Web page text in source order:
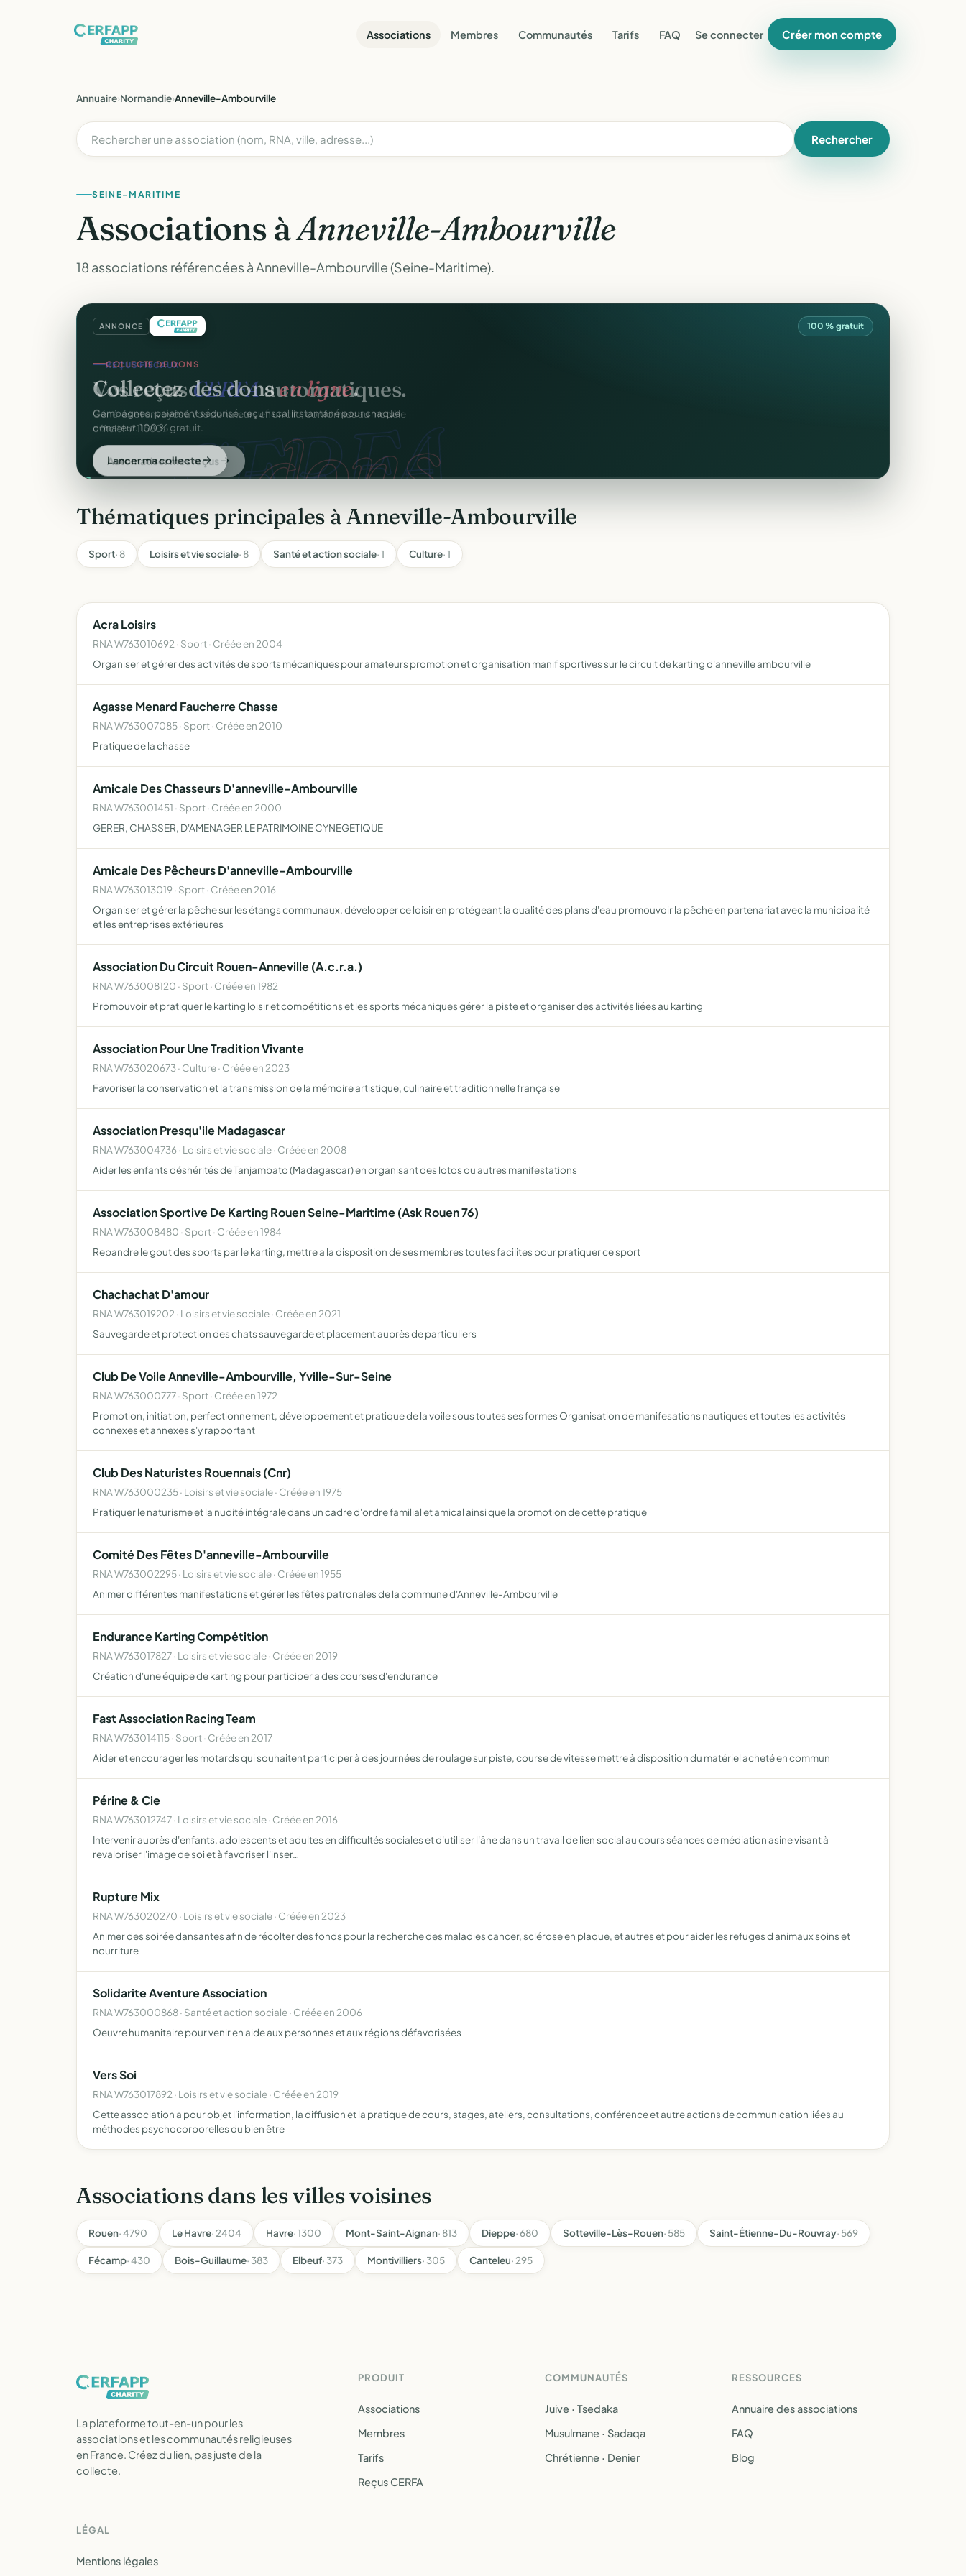
Associations Membres Communautés Tarifs FAQ Se connecter Créer mon compte
Annuaire›Normandie›Anneville-Ambourville
Rechercher
SEINE-MARITIME
Associations àAnneville-Ambourville
18 associations référencées à Anneville-Ambourville (Seine-Maritime).
ANNONCE 100 % gratuit
CERFA.
REÇUS FISCAUX
Vos reçusCERFAautomatiques.
Générés et envoyés à vos donateurs en un clic, conformes au modèle
officiel n°11580.
Automatiser mes reçus
Thématiques principales à Anneville-Ambourville
Sport· 8 Loisirs et vie sociale· 8 Santé et action sociale· 1 Culture· 1
Acra Loisirs
RNA W763010692 · Sport · Créée en 2004
Organiser et gérer des activités de sports mécaniques pour amateurs promotion et organisation manif sportives sur le circuit de karting d'anneville ambourville
Agasse Menard Faucherre Chasse
RNA W763007085 · Sport · Créée en 2010
Pratique de la chasse
Amicale Des Chasseurs D'anneville-Ambourville
RNA W763001451 · Sport · Créée en 2000
GERER, CHASSER, D'AMENAGER LE PATRIMOINE CYNEGETIQUE
Amicale Des Pêcheurs D'anneville-Ambourville
RNA W763013019 · Sport · Créée en 2016
Organiser et gérer la pêche sur les étangs communaux, développer ce loisir en protégeant la qualité des plans d'eau promouvoir la pêche en partenariat avec la municipalité
et les entreprises extérieures
Association Du Circuit Rouen-Anneville (A.c.r.a.)
RNA W763008120 · Sport · Créée en 1982
Promouvoir et pratiquer le karting loisir et compétitions et les sports mécaniques gérer la piste et organiser des activités liées au karting
Association Pour Une Tradition Vivante
RNA W763020673 · Culture · Créée en 2023
Favoriser la conservation et la transmission de la mémoire artistique, culinaire et traditionnelle française
Association Presqu'ile Madagascar
RNA W763004736 · Loisirs et vie sociale · Créée en 2008
Aider les enfants déshérités de Tanjambato (Madagascar) en organisant des lotos ou autres manifestations
Association Sportive De Karting Rouen Seine-Maritime (Ask Rouen 76)
RNA W763008480 · Sport · Créée en 1984
Repandre le gout des sports par le karting, mettre a la disposition de ses membres toutes facilites pour pratiquer ce sport
Chachachat D'amour
RNA W763019202 · Loisirs et vie sociale · Créée en 2021
Sauvegarde et protection des chats sauvegarde et placement auprès de particuliers
Club De Voile Anneville-Ambourville, Yville-Sur-Seine
RNA W763000777 · Sport · Créée en 1972
Promotion, initiation, perfectionnement, développement et pratique de la voile sous toutes ses formes Organisation de manifesations nautiques et toutes les activités
connexes et annexes s'y rapportant
Club Des Naturistes Rouennais (Cnr)
RNA W763000235 · Loisirs et vie sociale · Créée en 1975
Pratiquer le naturisme et la nudité intégrale dans un cadre d'ordre familial et amical ainsi que la promotion de cette pratique
Comité Des Fêtes D'anneville-Ambourville
RNA W763002295 · Loisirs et vie sociale · Créée en 1955
Animer différentes manifestations et gérer les fêtes patronales de la commune d'Anneville-Ambourville
Endurance Karting Compétition
RNA W763017827 · Loisirs et vie sociale · Créée en 2019
Création d'une équipe de karting pour participer a des courses d'endurance
Fast Association Racing Team
RNA W763014115 · Sport · Créée en 2017
Aider et encourager les motards qui souhaitent participer à des journées de roulage sur piste, course de vitesse mettre à disposition du matériel acheté en commun
Périne & Cie
RNA W763012747 · Loisirs et vie sociale · Créée en 2016
Intervenir auprès d'enfants, adolescents et adultes en difficultés sociales et d'utiliser l'âne dans un travail de lien social au cours séances de médiation asine visant à
revaloriser l'image de soi et à favoriser l'inser…
Rupture Mix
RNA W763020270 · Loisirs et vie sociale · Créée en 2023
Animer des soirée dansantes afin de récolter des fonds pour la recherche des maladies cancer, sclérose en plaque, et autres et pour aider les refuges d animaux soins et
nourriture
Solidarite Aventure Association
RNA W763000868 · Santé et action sociale · Créée en 2006
Oeuvre humanitaire pour venir en aide aux personnes et aux régions défavorisées
Vers Soi
RNA W763017892 · Loisirs et vie sociale · Créée en 2019
Cette association a pour objet l'information, la diffusion et la pratique de cours, stages, ateliers, consultations, conférence et autre actions de communication liées au
méthodes psychocorporelles du bien être
Associations dans les villes voisines
Rouen· 4790 Le Havre· 2404 Havre· 1300 Mont-Saint-Aignan· 813 Dieppe· 680 Sotteville-Lès-Rouen· 585 Saint-Étienne-Du-Rouvray· 569
Fécamp· 430 Bois-Guillaume· 383 Elbeuf· 373 Montivilliers· 305 Canteleu· 295
La plateforme tout-en-un pour les
associations et les communautés religieuses
en France. Créez du lien, pas juste de la
collecte.
PRODUIT
Associations
Membres
Tarifs
Reçus CERFA
COMMUNAUTÉS
Juive · Tsedaka
Musulmane · Sadaqa
Chrétienne · Denier
RESSOURCES
Annuaire des associations
FAQ
Blog
LÉGAL
Mentions légales